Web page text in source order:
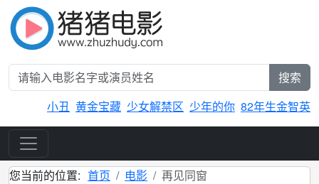
搜索
小丑 黄金宝藏 少女解禁区 少年的你 82年生金智英
您当前的位置: 首页 电影 再见同窗